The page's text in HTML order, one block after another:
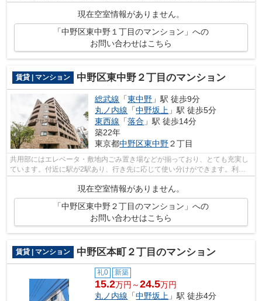
終えられます。クレジットカードで初期...
現在空室情報がありません。
「中野区東中野１丁目のマンション」への
お問い合わせはこちら
賃貸 | マンション 中野区東中野２丁目のマンション
総武線 「東中野 」駅 徒歩9分
丸ノ内線 「中野坂上 」駅 徒歩5分
東西線 「落合 」駅 徒歩14分
築22年
東京都中野区東中野２丁目
共用部にはエレベータ・敷地内ごみ置き場などが揃っており、とても充実し
ています。付近に駅が2駅あり、行き先に応じて使い分けができます。利便
現在空室情報がありません。
「中野区東中野２丁目のマンション」への
お問い合わせはこちら
賃貸 | マンション 中野区本町２丁目のマンション
礼0 新築
15.2万円～24.5万円
丸ノ内線 「中野坂上 」駅 徒歩4分